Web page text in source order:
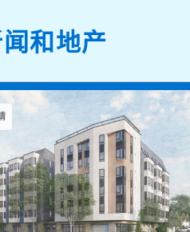
和地产